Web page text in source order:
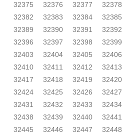
32375
32376 32377 32378
32382
32383 32384 32385
32389
32390 32391 32392
32396
32397 32398 32399
32403
32404 32405 32406
32410
32411 32412 32413
32417
32418 32419 32420
32424
32425 32426 32427
32431
32432 32433 32434
32438
32439 32440 32441
32445
32446 32447 32448